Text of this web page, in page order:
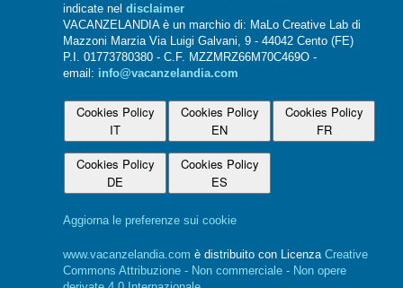
indicate nel disclaimer
VACANZELANDIA è un marchio di: MaLo Creative Lab di
Mazzoni Marzia Via Luigi Galvani, 9 - 44042 Cento (FE)
P.I. 01773780380 - C.F. MZZMRZ66M70C469O -
email: info@vacanzelandia.com
Cookies Policy
IT
Cookies Policy
EN
Cookies Policy
FR
Cookies Policy
DE
Cookies Policy
ES
Aggiorna le preferenze sui cookie
www.vacanzelandia.com è distribuito con Licenza Creative
Commons Attribuzione - Non commerciale - Non opere